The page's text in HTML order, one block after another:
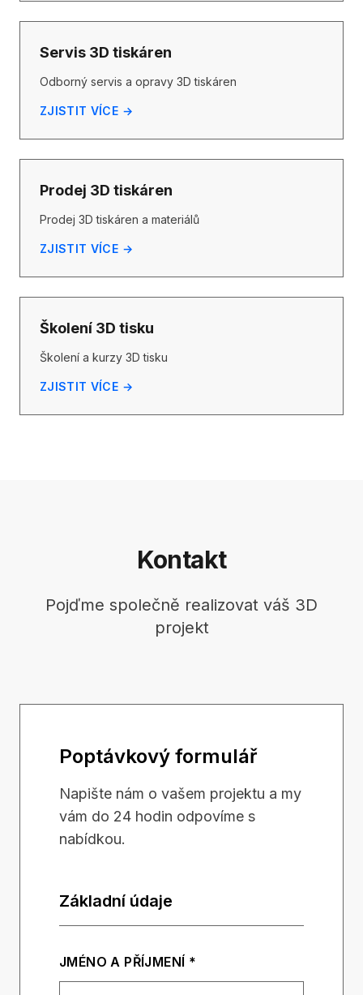
Servis 3D tiskáren
Odborný servis a opravy 3D tiskáren
ZJISTIT VÍCE →
Prodej 3D tiskáren
Prodej 3D tiskáren a materiálů
ZJISTIT VÍCE →
Školení 3D tisku
Školení a kurzy 3D tisku
ZJISTIT VÍCE →
Kontakt
Pojďme společně realizovat váš 3D
projekt
Poptávkový formulář
Napište nám o vašem projektu a my
vám do 24 hodin odpovíme s
nabídkou.
Základní údaje
JMÉNO A PŘÍJMENÍ *